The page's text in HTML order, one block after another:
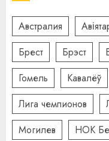
Австралия
Брест
Брэст
Гомель
Кавалёў
Лига чемпионов
Могилев
НОК